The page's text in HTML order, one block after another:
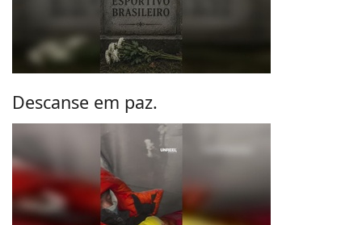
Descanse em paz.